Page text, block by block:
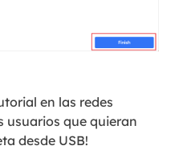
en las redes
usuarios que quieran
desde USB!